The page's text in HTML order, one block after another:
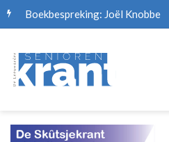
Boekbespreking: Joël Knobbe